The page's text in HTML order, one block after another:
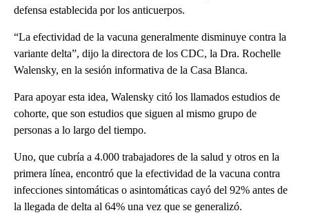
defensa establecida por los anticuerpos.
“La efectividad de la vacuna generalmente disminuye contra la
variante delta”, dijo la directora de los CDC, la Dra. Rochelle
Walensky, en la sesión informativa de la Casa Blanca.
Para apoyar esta idea, Walensky citó los llamados estudios de
cohorte, que son estudios que siguen al mismo grupo de
personas a lo largo del tiempo.
Uno, que cubría a 4.000 trabajadores de la salud y otros en la
primera línea, encontró que la efectividad de la vacuna contra
infecciones sintomáticas o asintomáticas cayó del 92% antes de
la llegada de delta al 64% una vez que se generalizó.